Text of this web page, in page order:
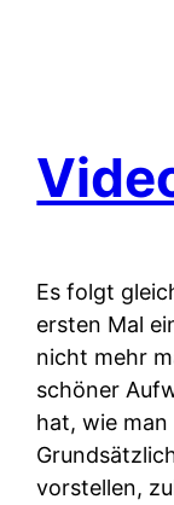
Es folgt
ersten Mal
nicht mehr
schöner
hat, wie
vorstellen,